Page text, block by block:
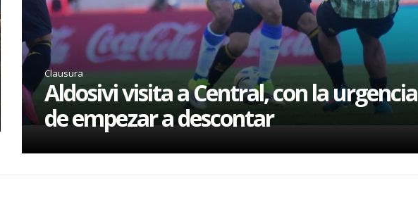
Clausura
Aldosivi visita a Central, con la urgencia
de empezar a descontar